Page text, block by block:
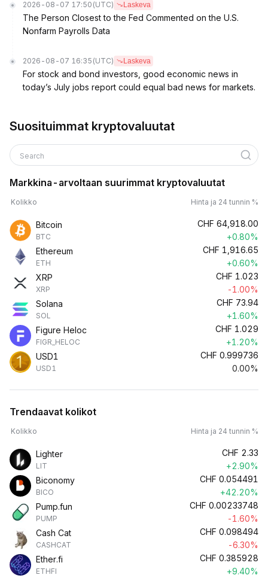
2026-08-07 17:50 (UTC) Laskeva
The Person Closest to the Fed Commented on the U.S.
Nonfarm Payrolls Data
2026-08-07 16:35 (UTC) Laskeva
For stock and bond investors, good economic news in
today’s July jobs report could equal bad news for markets.
Suosituimmat kryptovaluutat
Search
Markkina-arvoltaan suurimmat kryptovaluutat
Kolikko Hinta ja 24 tunnin %
Bitcoin
BTC
CHF 64,918.00
+0.80%
Ethereum
ETH
CHF 1,916.65
+0.60%
XRP
XRP
CHF 1.023
-1.00%
Solana
SOL
CHF 73.94
+1.60%
Figure Heloc
FIGR_HELOC
CHF 1.029
+1.20%
USD1
USD1
CHF 0.999736
0.00%
Trendaavat kolikot
Kolikko Hinta ja 24 tunnin %
Lighter
LIT
CHF 2.33
+2.90%
Biconomy
BICO
CHF 0.054491
+42.20%
Pump.fun
PUMP
CHF 0.00233748
-1.60%
Cash Cat
CASHCAT
CHF 0.098494
-6.30%
Ether.fi
ETHFI
CHF 0.385928
+9.40%